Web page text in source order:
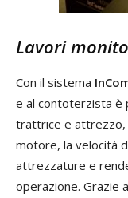
Lavori
Con il sistema
e al contoterzista è
trattrice e attrezzo,
motore, la velocità
attrezzature e
operazione. Grazie